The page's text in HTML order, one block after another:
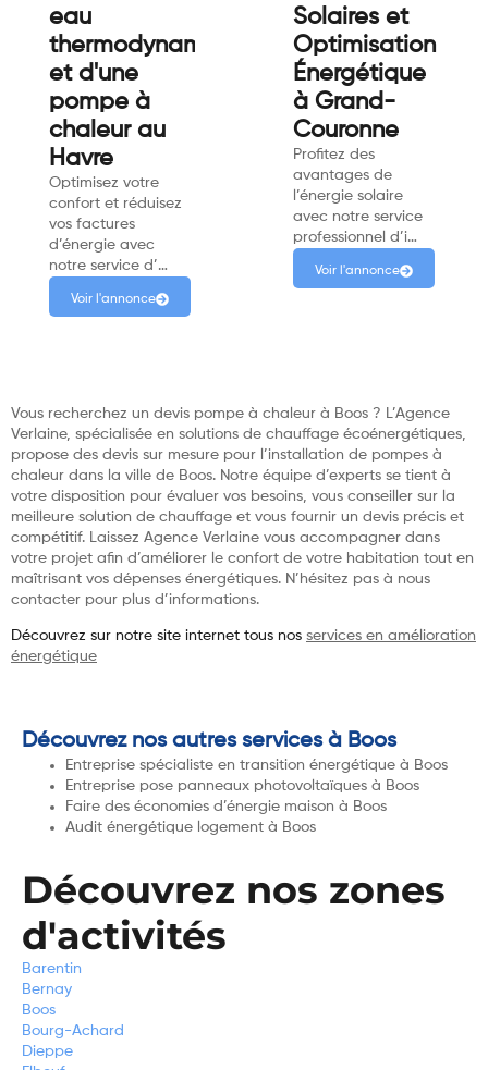
eau
thermodynamique
et d'une
pompe à
chaleur au
Havre
Optimisez votre
confort et réduisez
vos factures
d’énergie avec
notre service d’…
Voir l'annonce
Solaires et
Optimisation
Énergétique
à Grand-
Couronne
Profitez des
avantages de
l’énergie solaire
avec notre service
professionnel d’i…
Voir l'annonce
Vous recherchez un devis pompe à chaleur à Boos ? L’Agence
Verlaine, spécialisée en solutions de chauffage écoénergétiques,
propose des devis sur mesure pour l’installation de pompes à
chaleur dans la ville de Boos. Notre équipe d’experts se tient à
votre disposition pour évaluer vos besoins, vous conseiller sur la
meilleure solution de chauffage et vous fournir un devis précis et
compétitif. Laissez Agence Verlaine vous accompagner dans
votre projet afin d’améliorer le confort de votre habitation tout en
maîtrisant vos dépenses énergétiques. N’hésitez pas à nous
contacter pour plus d’informations.
Découvrez sur notre site internet tous nos services en amélioration
énergétique
Découvrez nos autres services à Boos
Entreprise spécialiste en transition énergétique à Boos
Entreprise pose panneaux photovoltaïques à Boos
Faire des économies d’énergie maison à Boos
Audit énergétique logement à Boos
Découvrez nos zones
d'activités
Barentin
Bernay
Boos
Bourg-Achard
Dieppe